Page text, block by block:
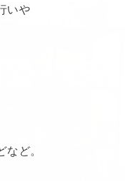
いや
ど。